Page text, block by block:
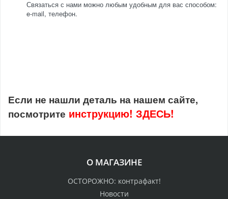
Связаться с нами можно любым удобным для вас способом:
e-mail, телефон.
Если не нашли деталь на нашем сайте,
посмотрите инструкцию! ЗДЕСЬ!
О МАГАЗИНЕ
ОСТОРОЖНО: контрафакт!
Новости